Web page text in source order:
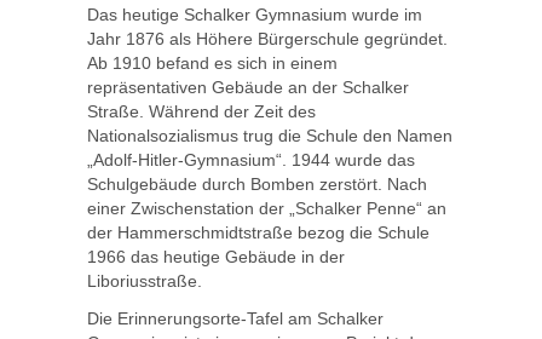
Das heutige Schalker Gymnasium wurde im
Jahr 1876 als Höhere Bürgerschule gegründet.
Ab 1910 befand es sich in einem
repräsentativen Gebäude an der Schalker
Straße. Während der Zeit des
Nationalsozialismus trug die Schule den Namen
„Adolf-Hitler-Gymnasium“. 1944 wurde das
Schulgebäude durch Bomben zerstört. Nach
einer Zwischenstation der „Schalker Penne“ an
der Hammerschmidtstraße bezog die Schule
1966 das heutige Gebäude in der
Liboriusstraße.
Die Erinnerungsorte-Tafel am Schalker